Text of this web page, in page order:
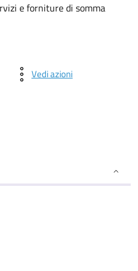
e forniture di somma
Vedi azioni